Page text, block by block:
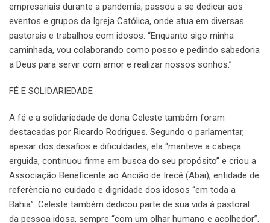
empresariais durante a pandemia, passou a se dedicar aos
eventos e grupos da Igreja Católica, onde atua em diversas
pastorais e trabalhos com idosos. “Enquanto sigo minha
caminhada, vou colaborando como posso e pedindo sabedoria
a Deus para servir com amor e realizar nossos sonhos.”
FÉ E SOLIDARIEDADE
A fé e a solidariedade de dona Celeste também foram
destacadas por Ricardo Rodrigues. Segundo o parlamentar,
apesar dos desafios e dificuldades, ela “manteve a cabeça
erguida, continuou firme em busca do seu propósito” e criou a
Associação Beneficente ao Ancião de Irecê (Abai), entidade de
referência no cuidado e dignidade dos idosos “em toda a
Bahia”. Celeste também dedicou parte de sua vida à pastoral
da pessoa idosa, sempre “com um olhar humano e acolhedor”.